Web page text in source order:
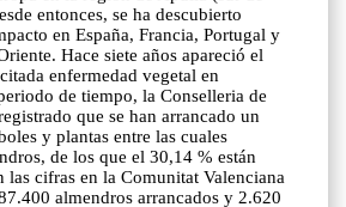
entonces, se ha descubierto
en España, Francia, Portugal y
Hace siete años apareció el
enfermedad vegetal en
de tiempo, la Conselleria de
que se han arrancado un
y plantas entre las cuales
de los que el 30,14 % están
las cifras en la Comunitat Valenciana
almendros arrancados y 2.620